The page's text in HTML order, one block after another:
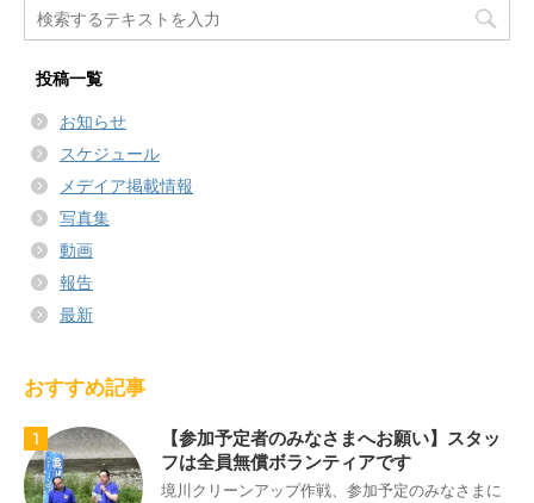
投稿一覧
お知らせ
スケジュール
メデイア掲載情報
写真集
動画
報告
最新
おすすめ記事
1
【参加予定者のみなさまへお願い】スタッ
フは全員無償ボランティアです
境川クリーンアップ作戦、参加予定のみなさまに